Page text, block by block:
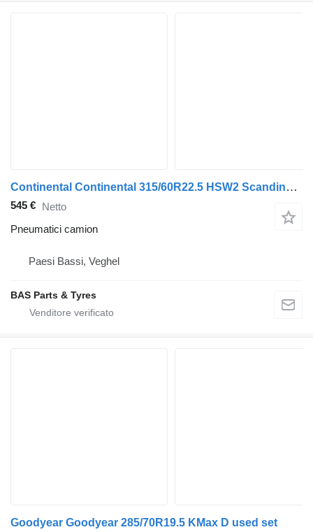
Continental Continental 315/60R22.5 HSW2 Scandinavia
545 € Netto
Pneumatici camion
Paesi Bassi, Veghel
BAS Parts & Tyres
Goodyear Goodyear 285/70R19.5 KMax D used set